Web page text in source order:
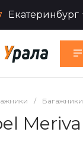
Екатеринбург
/